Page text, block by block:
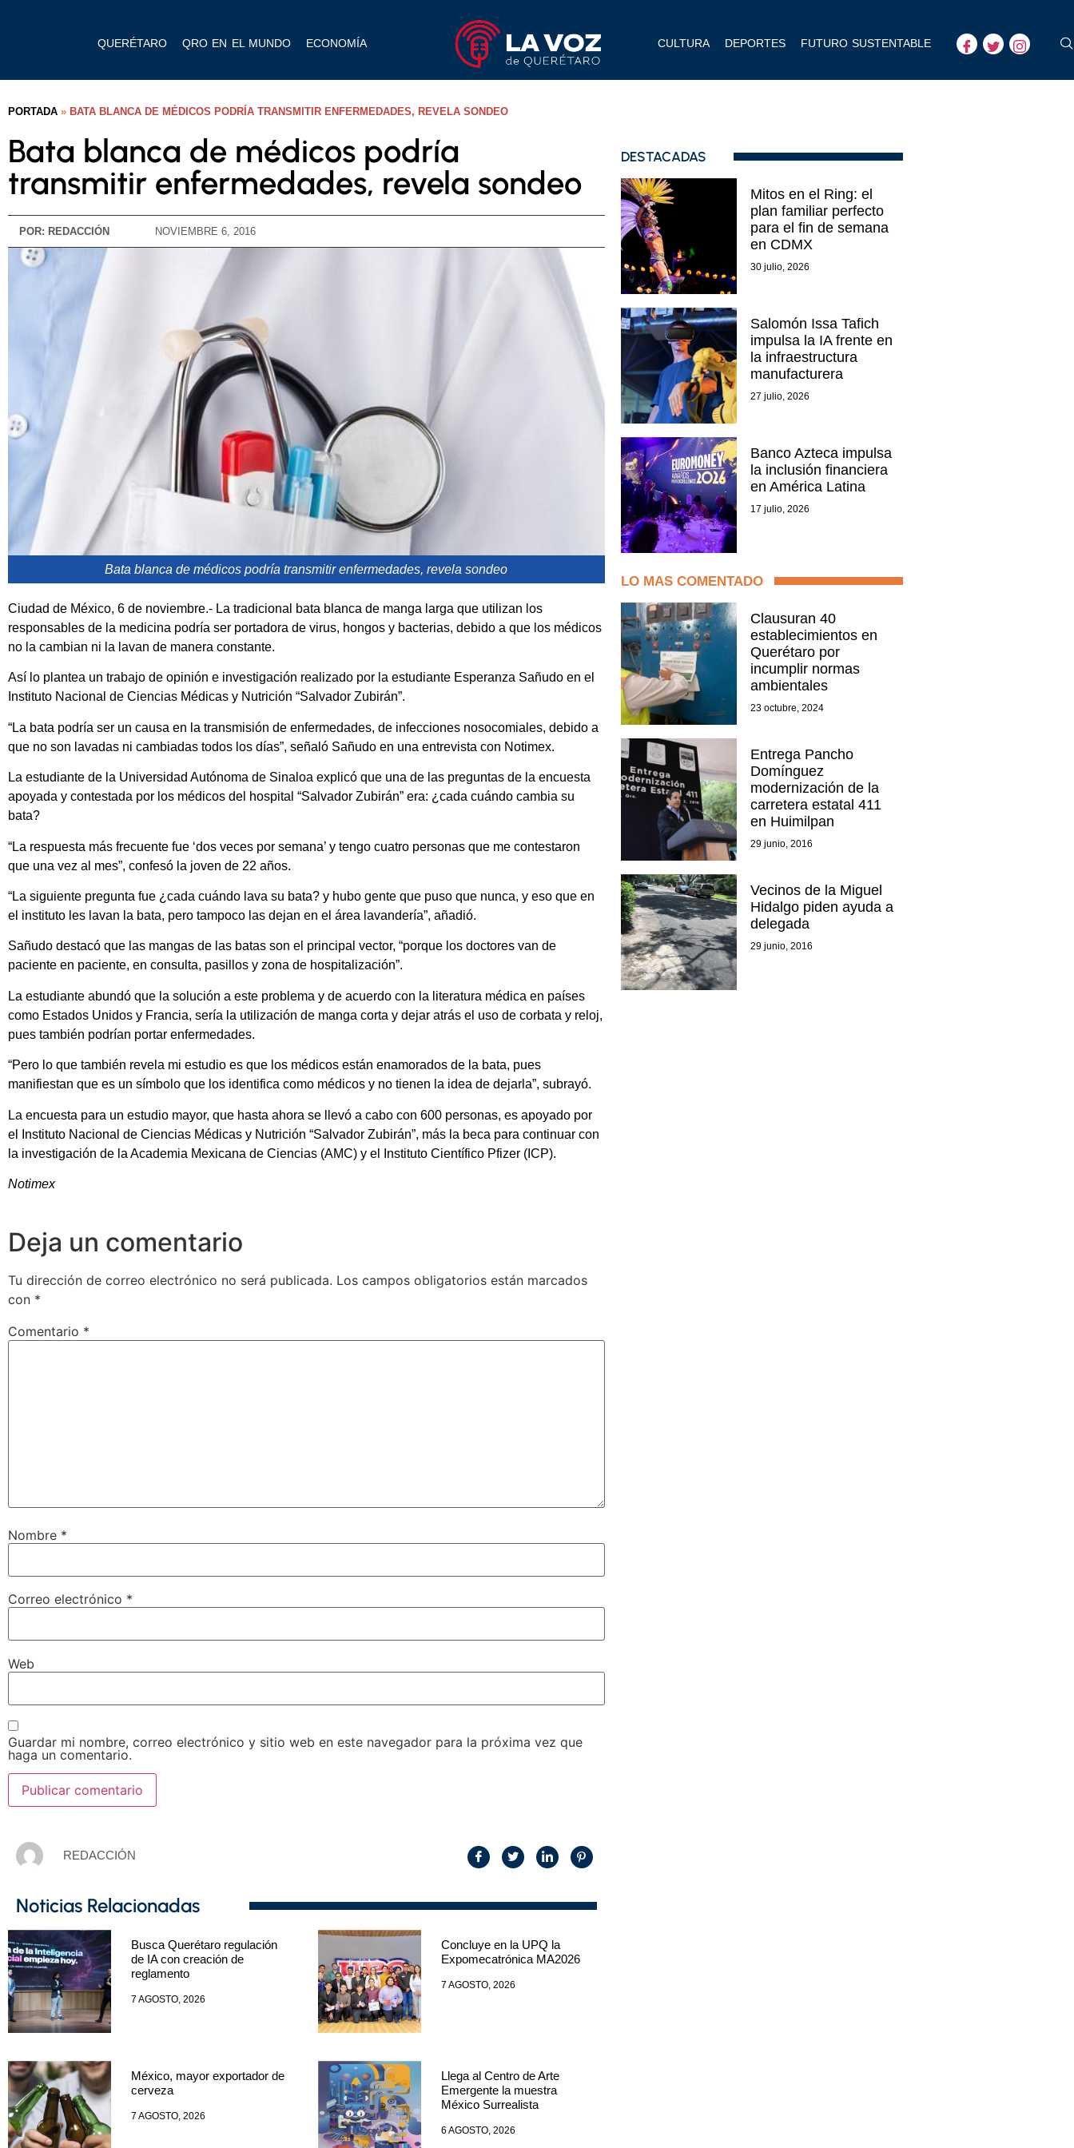
QUERÉTARO QRO EN EL MUNDO ECONOMÍA CULTURA DEPORTES FUTURO SUSTENTABLE
PORTADA » BATA BLANCA DE MÉDICOS PODRÍA TRANSMITIR ENFERMEDADES, REVELA SONDEO
Bata blanca de médicos podría
transmitir enfermedades, revela sondeo
POR: REDACCIÓN NOVIEMBRE 6, 2016
Bata blanca de médicos podría transmitir enfermedades, revela sondeo
Ciudad de México, 6 de noviembre.- La tradicional bata blanca de manga larga que utilizan los
responsables de la medicina podría ser portadora de virus, hongos y bacterias, debido a que los médicos
no la cambian ni la lavan de manera constante.
Así lo plantea un trabajo de opinión e investigación realizado por la estudiante Esperanza Sañudo en el
Instituto Nacional de Ciencias Médicas y Nutrición “Salvador Zubirán”.
“La bata podría ser un causa en la transmisión de enfermedades, de infecciones nosocomiales, debido a
que no son lavadas ni cambiadas todos los días”, señaló Sañudo en una entrevista con Notimex.
La estudiante de la Universidad Autónoma de Sinaloa explicó que una de las preguntas de la encuesta
apoyada y contestada por los médicos del hospital “Salvador Zubirán” era: ¿cada cuándo cambia su
bata?
“La respuesta más frecuente fue ‘dos veces por semana’ y tengo cuatro personas que me contestaron
que una vez al mes”, confesó la joven de 22 años.
“La siguiente pregunta fue ¿cada cuándo lava su bata? y hubo gente que puso que nunca, y eso que en
el instituto les lavan la bata, pero tampoco las dejan en el área lavandería”, añadió.
Sañudo destacó que las mangas de las batas son el principal vector, “porque los doctores van de
paciente en paciente, en consulta, pasillos y zona de hospitalización”.
La estudiante abundó que la solución a este problema y de acuerdo con la literatura médica en países
como Estados Unidos y Francia, sería la utilización de manga corta y dejar atrás el uso de corbata y reloj,
pues también podrían portar enfermedades.
“Pero lo que también revela mi estudio es que los médicos están enamorados de la bata, pues
manifiestan que es un símbolo que los identifica como médicos y no tienen la idea de dejarla”, subrayó.
La encuesta para un estudio mayor, que hasta ahora se llevó a cabo con 600 personas, es apoyado por
el Instituto Nacional de Ciencias Médicas y Nutrición “Salvador Zubirán”, más la beca para continuar con
la investigación de la Academia Mexicana de Ciencias (AMC) y el Instituto Científico Pfizer (ICP).
Notimex
Deja un comentario
Tu dirección de correo electrónico no será publicada. Los campos obligatorios están marcados
con *
Comentario *
Nombre *
Correo electrónico *
Web
Guardar mi nombre, correo electrónico y sitio web en este navegador para la próxima vez que
haga un comentario.
REDACCIÓN
Noticias Relacionadas
Busca Querétaro regulación
de IA con creación de
reglamento
7 AGOSTO, 2026
Concluye en la UPQ la
Expomecatrónica MA2026
7 AGOSTO, 2026
México, mayor exportador de
cerveza
7 AGOSTO, 2026
Llega al Centro de Arte
Emergente la muestra
México Surrealista
6 AGOSTO, 2026
DESTACADAS
Mitos en el Ring: el
plan familiar perfecto
para el fin de semana
en CDMX
30 julio, 2026
Salomón Issa Tafich
impulsa la IA frente en
la infraestructura
manufacturera
27 julio, 2026
Banco Azteca impulsa
la inclusión financiera
en América Latina
17 julio, 2026
LO MAS COMENTADO
Clausuran 40
establecimientos en
Querétaro por
incumplir normas
ambientales
23 octubre, 2024
Entrega Pancho
Domínguez
modernización de la
carretera estatal 411
en Huimilpan
29 junio, 2016
Vecinos de la Miguel
Hidalgo piden ayuda a
delegada
29 junio, 2016